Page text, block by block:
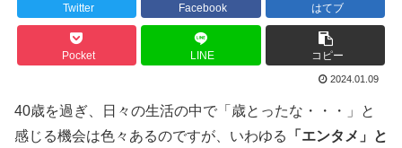
Twitter Facebook はてブ
Pocket LINE コピー
2024.01.09
40歳を過ぎ、日々の生活の中で「歳とったな・・・」と
感じる機会は色々あるのですが、いわゆる
「エンタメ」と